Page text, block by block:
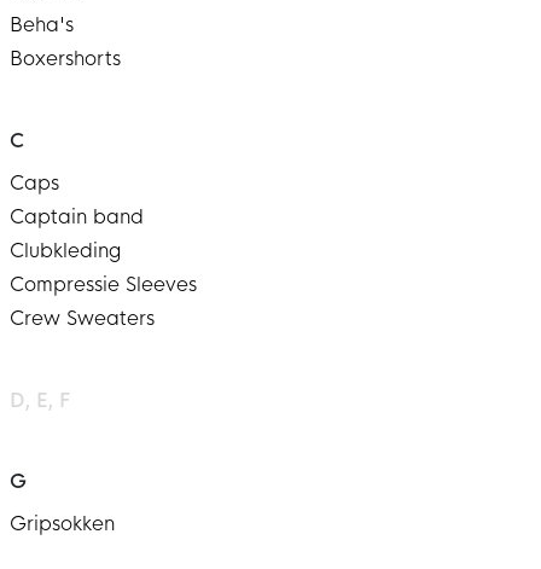
Beha's
Boxershorts
C
Caps
Captain band
Clubkleding
Compressie Sleeves
Crew Sweaters
D E F
G
Gripsokken